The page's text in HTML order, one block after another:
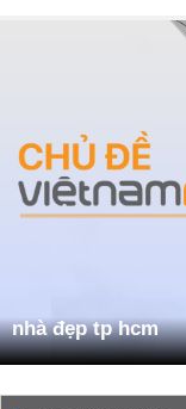
nhà đẹp tp hcm